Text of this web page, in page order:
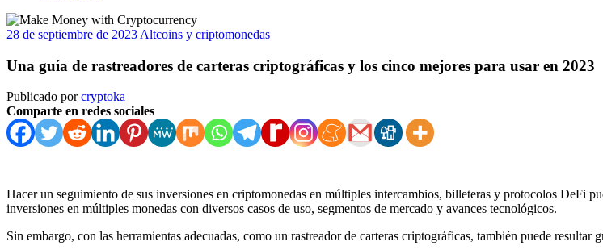
28 de septiembre de 2023 Altcoins y criptomonedas
Una guía de rastreadores de carteras criptográficas y los cinco mejores para usar en 2023
Publicado porcryptoka
Comparte en redes sociales
Hacer un seguimiento de sus inversiones en criptomonedas en múltiples intercambios, billeteras y protocolos DeFi
inversiones en múltiples monedas con diversos casos de uso, segmentos de mercado y avances tecnológicos.
Sin embargo, con las herramientas adecuadas, como un rastreador de carteras criptográficas, también puede resultar